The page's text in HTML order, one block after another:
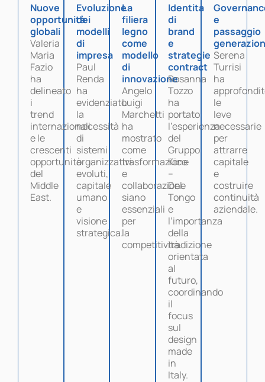
Nuove
opportunità
globali
Valeria
Maria
Fazio
ha
delineato
i
trend
internazionali
e le
crescenti
opportunità
del
Middle
East.
Evoluzione
dei
modelli
di
impresa
Paul
Renda
ha
evidenziato
la
necessità
di
sistemi
organizzativi
evoluti,
capitale
umano
e
visione
strategica.
La
filiera
legno
come
modello
di
innovazione
Angelo
Luigi
Marchetti
ha
mostrato
come
trasformazione
e
collaborazione
siano
essenziali
per
la
competitività.
Identità
di
brand
e
strategie
contract
Rosanna
Tozzo
ha
portato
l’esperienza
del
Gruppo
Kico
–
Del
Tongo
e
l’importanza
della
tradizione
orientata
al
futuro,
coordinando
il
focus
sul
design
made
in
Italy.
e
passaggio
Serena
Turrisi
ha
le
leve
necessarie
per
attrarre
capitale
e
costruire
continuità
aziendale.